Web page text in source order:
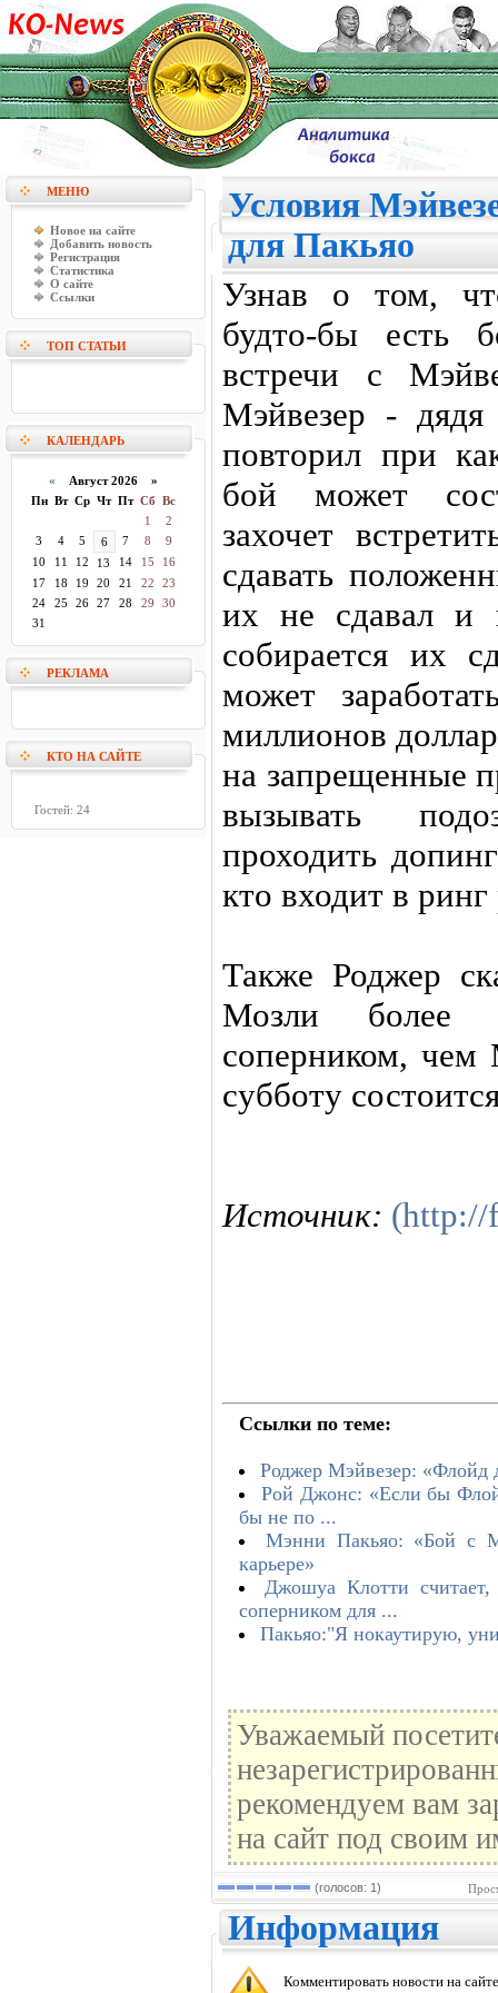
МЕНЮ
Новое на сайте
Добавить новость
Регистрация
Статистика
О сайте
Ссылки
ТОП СТАТЬИ
КАЛЕНДАРЬ
« Август 2026 »
Пн Вт Ср Чт Пт Сб Вс
1
2
3
4 5 6 7 8
9
10
11 12 13 14 15
16
17
18 19 20 21 22
23
24
25 26 27 28 29
30
31
РЕКЛАМА
КТО НА САЙТЕ
Гостей: 24
Условия
для Пакьяо
Узнав о том,
будто-бы есть
встречи с
Мэйвезер -
повторил при
бой может
захочет
сдавать
их не сдавал и
собирается их
может
миллионов
на запрещенные
вызывать
проходить
кто входит в
Также Роджер
Мозли более
соперником,
субботу
Источник: (http://
Ссылки по теме:
Роджер Мэйвезер: «Флойд
Рой Джонс: «Если бы
бы не по ...
Мэнни Пакьяо: «Бой с
карьере»
Джошуа Клотти
соперником для ...
Пакьяо:"Я нокаутирую,
Уважаемый
рекомендуем вам
на сайт под своим
(голосов: 1)
Информация
Комментировать новости на